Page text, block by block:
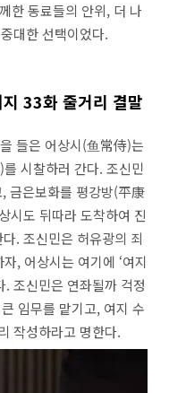
한 동료들의 안위, 더 나
대한 선택이었다.
33화 줄거리 결말
들은 어상시(鱼常侍)는
시찰하러 간다. 조신민
금은보화를 평강방(平康
시도 뒤따라 도착하여 진
. 조신민은 허유광의 죄
, 어상시는 여기에 ‘여지
조신민은 연좌될까 걱정
임무를 맡기고, 여지 수
작성하라고 명한다.